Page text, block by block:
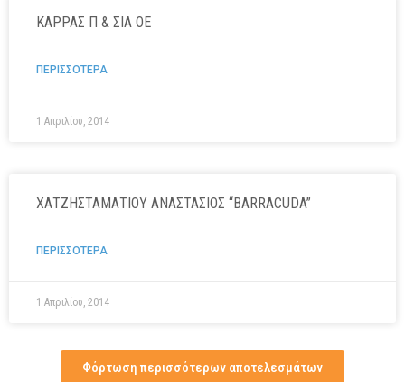
ΚΑΡΡΑΣ Π & ΣΙΑ ΟΕ
ΠΕΡΙΣΣΟΤΕΡΑ
1 Απριλίου, 2014
ΧΑΤΖΗΣΤΑΜΑΤΙΟΥ ΑΝΑΣΤΑΣΙΟΣ “BARRACUDA”
ΠΕΡΙΣΣΟΤΕΡΑ
1 Απριλίου, 2014
Φόρτωση περισσότερων αποτελεσμάτων